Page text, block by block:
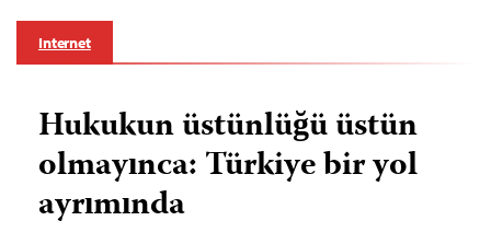
Internet
Hukukun üstünlüğü üstün
olmayınca: Türkiye bir yol
ayrımında